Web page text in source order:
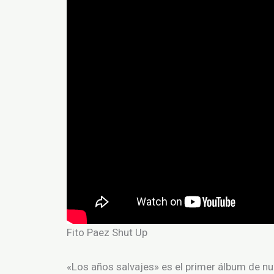
Fito Paez Shut Up
«Los años salvajes» es el primer álbum de